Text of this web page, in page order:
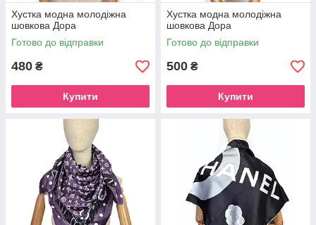
Хустка модна молодіжна
шовкова Дора
Готово до відправки
480 ₴
Купити
Хустка модна молодіжна
шовкова Дора
Готово до відправки
500 ₴
Купити